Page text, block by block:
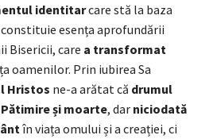
identitarcare stă la baza
esența aprofundării
Bisericii, care a transformat
oamenilor. Prin iubirea Sa
Hristos ne-a arătat că drumul
și moarte, dar niciodată
în viața omului și a creației, ci